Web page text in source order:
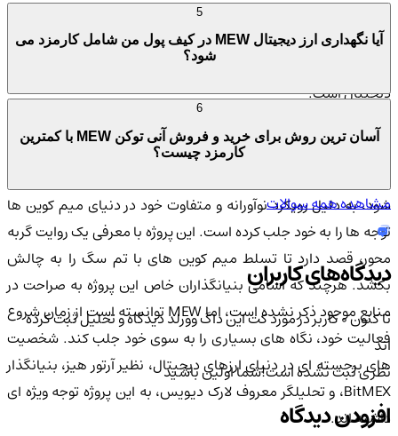
MEW از همان ساعات اولیه ورود به بازار، شاهد افزایش قابل توجهی
در فعالیت های معاملاتی بوده است. این توکن با حجم بالای معاملات
خود، نشان دهنده پتانسیل قابل توجهی در دنیای پویای ارزهای
دیجیتال است.
تیم بنیانگذار ارز دیجیتال MEW
شود، به دلیل رویکرد نوآورانه و متفاوت خود در دنیای میم کوین ها
توجه ها را به خود جلب کرده است. این پروژه با معرفی یک روایت گربه
محور، قصد دارد تا تسلط میم کوین های با تم سگ را به چالش
بکشد. هرچند که اسامی بنیانگذاران خاص این پروژه به صراحت در
منابع موجود ذکر نشده است، اما MEW توانسته است از زمان شروع
فعالیت خود، نگاه های بسیاری را به سوی خود جلب کند. شخصیت
های برجسته ای در دنیای ارزهای دیجیتال، نظیر آرتور هیز، بنیانگذار
BitMEX، و تحلیلگر معروف لارک دیویس، به این پروژه توجه ویژه ای
داشته اند.
آیا نگهداری ارز دیجیتال MEW در کیف پول من شامل کارمزد می
شود؟
آسان ترین روش برای خرید و فروش آنی توکن MEW با کمترین
کارمزد چیست؟
مشاهده همه سوالات
دیدگاه‌های کاربران
تا کنون 0 کاربر در مورد کت این داگ وورلددیدگاه و تحلیل ثبت کرده
اند
نظری ثبت نشده است!شما اولین باشید
افزودن دیدگاه